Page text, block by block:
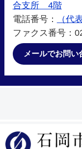
合支所 4階
電話番号：
（代
ファクス番号：
メールでお問い